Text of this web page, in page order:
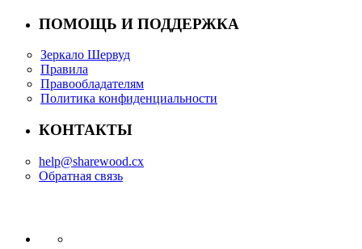
ПОМОЩЬ И ПОДДЕРЖКА
Зеркало Шервуд
Правила
Правообладателям
Политика конфиденциальности
КОНТАКТЫ
help@sharewood.cx
Обратная связь